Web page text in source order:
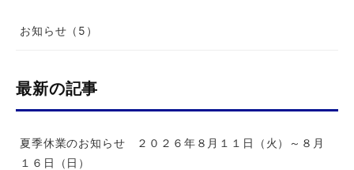
お知らせ（5）
最新の記事
夏季休業のお知らせ ２０２６年８月１１日（火）～８月
１６日（日）